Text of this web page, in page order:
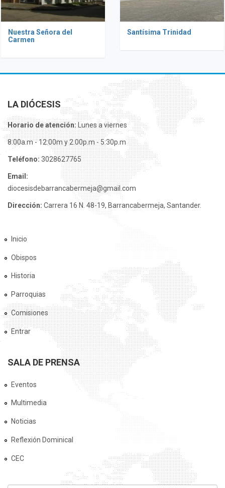
Nuestra Señora del
Carmen
Santísima Trinidad
LA DIÓCESIS
Horario de atención:Lunes a viernes
8:00a.m - 12:00m y 2:00p.m - 5:30p.m
Teléfono: 3028627765
Email:
diocesisdebarrancabermeja@gmail.com
Dirección: Carrera 16 N. 48-19, Barrancabermeja, Santander.
Inicio
Obispos
Historia
Parroquias
Comisiones
Entrar
SALA DE PRENSA
Eventos
Multimedia
Noticias
Reflexión Dominical
CEC